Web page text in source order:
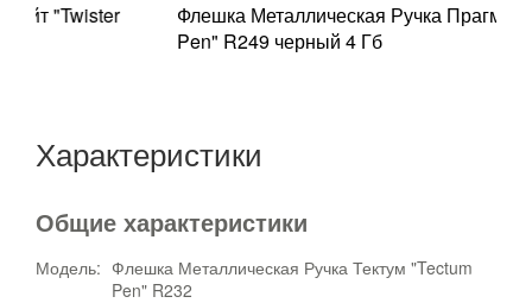
Флешка Металлическая Ручка Прагма "Pragma
Pen" R249 черный 4 Гб
Характеристики
Общие характеристики
Модель: Флешка Металлическая Ручка Тектум "Tectum
Pen" R232